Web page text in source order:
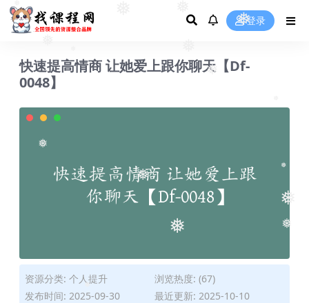
❅
❅
❅
❅
❅
❅
❅
❅ 登录
快速提高情商 让她爱上跟你聊天【Df-
0048】
资源分类: 个人提升
浏览热度: (67)
发布时间: 2025-09-30
最近更新: 2025-10-10